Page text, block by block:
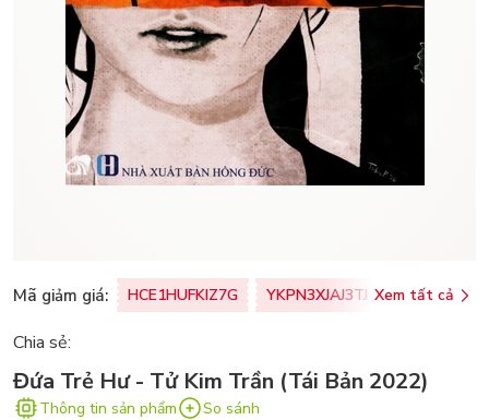
Mã giảm giá: HCE1HUFKIZ7G YKPN3XJAJ3TJ Xem tất cả
Chia sẻ:
Đứa Trẻ Hư - Tử Kim Trần (Tái Bản 2022)
Thông tin sản phẩm So sánh